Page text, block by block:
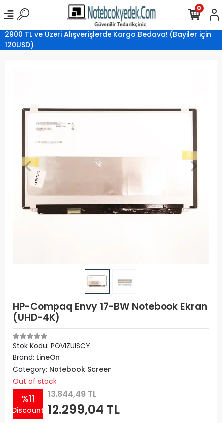
2900 TL ve Üzeri Alışverişlerde Kargo Bedava! (Bayiler için
120USD)
0
HP-Compaq Envy 17-BW Notebook Ekran
(UHD-4K)
Stok Kodu: POVIZUISCY
Brand: LineOn
Category: Notebook Screen
Out of stock
%11
Discount
13.844,49 TL
12.299,04 TL